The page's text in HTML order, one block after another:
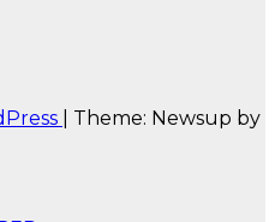
Theme: Newsup by